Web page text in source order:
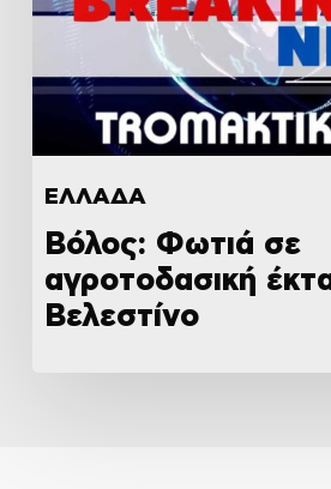
ΕΛΛΑΔΑ
Βόλος: Φωτιά σε
αγροτοδασική
Βελεστίνο